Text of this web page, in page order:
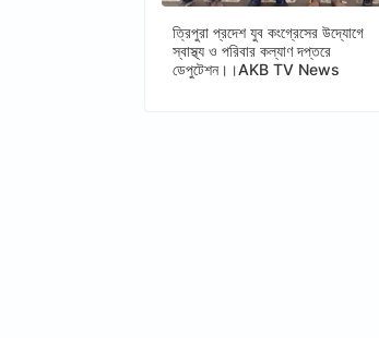
ত্রিপুরা প্রদেশ যুব কংগ্রেসের উদ্যোগে
স্বাস্থ্য ও পরিবার কল্যাণ দপ্তরে
ডেপুটেশন।।AKB TV News